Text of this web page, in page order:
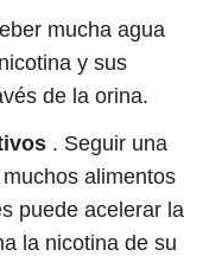
mucha agua
y sus
de la orina.
. Seguir una
alimentos
puede acelerar la
la nicotina de su